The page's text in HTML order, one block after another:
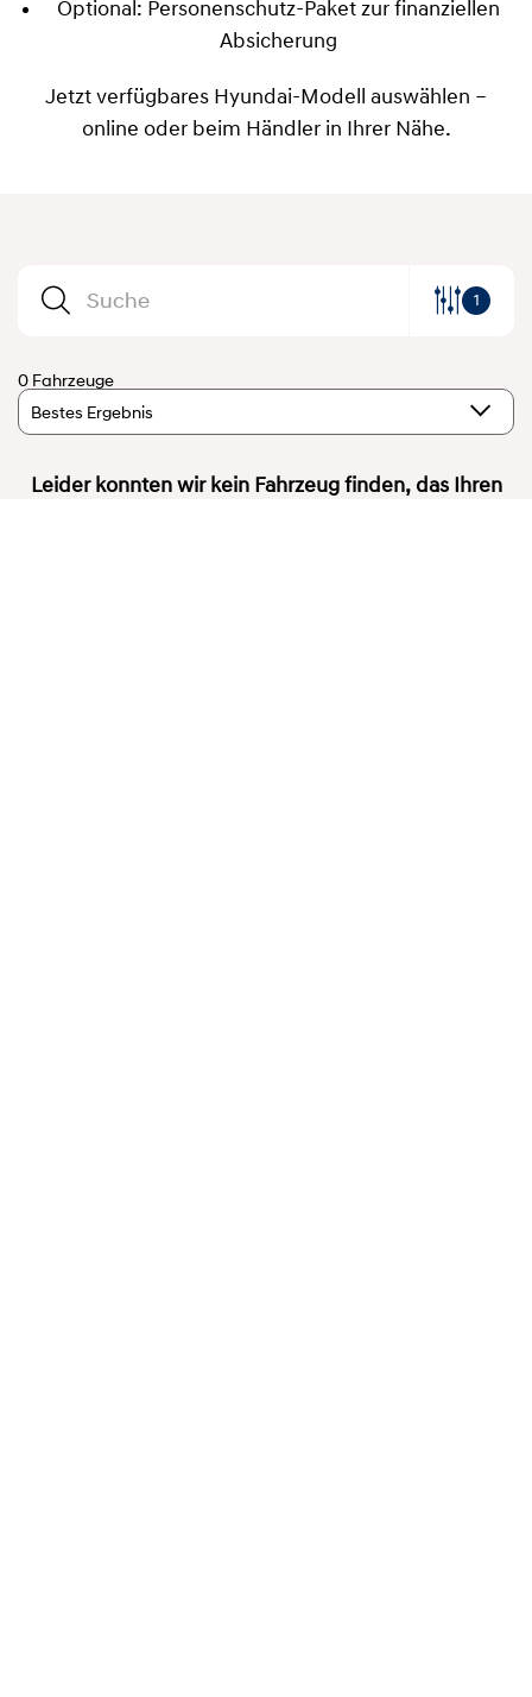
Optional: Personenschutz-Paket zur finanziellen
Absicherung
Jetzt verfügbares Hyundai-Modell auswählen –
online oder beim Händler in Ihrer Nähe.
1
0 Fahrzeuge
Bestes Ergebnis
Leider konnten wir kein Fahrzeug finden, das Ihren